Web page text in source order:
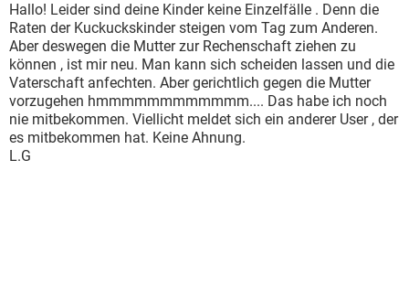
Hallo! Leider sind deine Kinder keine Einzelfälle . Denn die
Raten der Kuckuckskinder steigen vom Tag zum Anderen.
Aber deswegen die Mutter zur Rechenschaft ziehen zu
können , ist mir neu. Man kann sich scheiden lassen und die
Vaterschaft anfechten. Aber gerichtlich gegen die Mutter
vorzugehen hmmmmmmmmmmmm.... Das habe ich noch
nie mitbekommen. Viellicht meldet sich ein anderer User , der
es mitbekommen hat. Keine Ahnung.
L.G